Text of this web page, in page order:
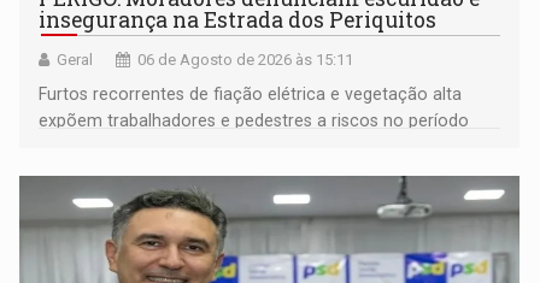
insegurança na Estrada dos Periquitos
Geral 06 de Agosto de 2026 às 15:11
Furtos recorrentes de fiação elétrica e vegetação alta
expõem trabalhadores e pedestres a riscos no período